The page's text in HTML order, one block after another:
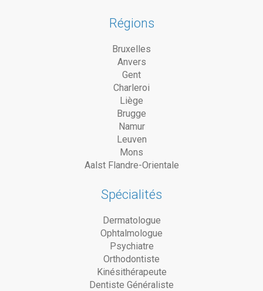
Régions
Bruxelles
Anvers
Gent
Charleroi
Liège
Brugge
Namur
Leuven
Mons
Aalst Flandre-Orientale
Spécialités
Dermatologue
Ophtalmologue
Psychiatre
Orthodontiste
Kinésithérapeute
Dentiste Généraliste